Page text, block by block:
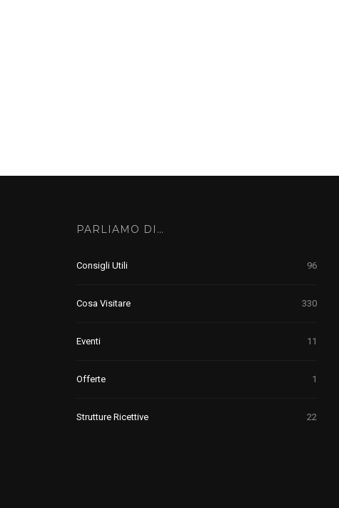
PARLIAMO DI…
Consigli Utili 96
Cosa Visitare 330
Eventi 11
Offerte 1
Strutture Ricettive 22